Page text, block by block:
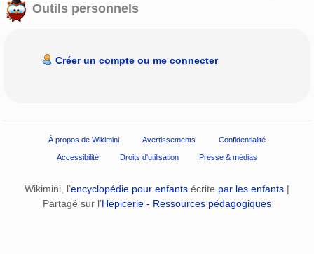
Outils personnels
Créer un compte ou me connecter
À propos de Wikimini Avertissements Confidentialité
Accessibilité Droits d'utilisation Presse & médias
Wikimini, l’encyclopédie pour enfants écrite par les enfants |
Partagé sur l’Hepicerie - Ressources pédagogiques